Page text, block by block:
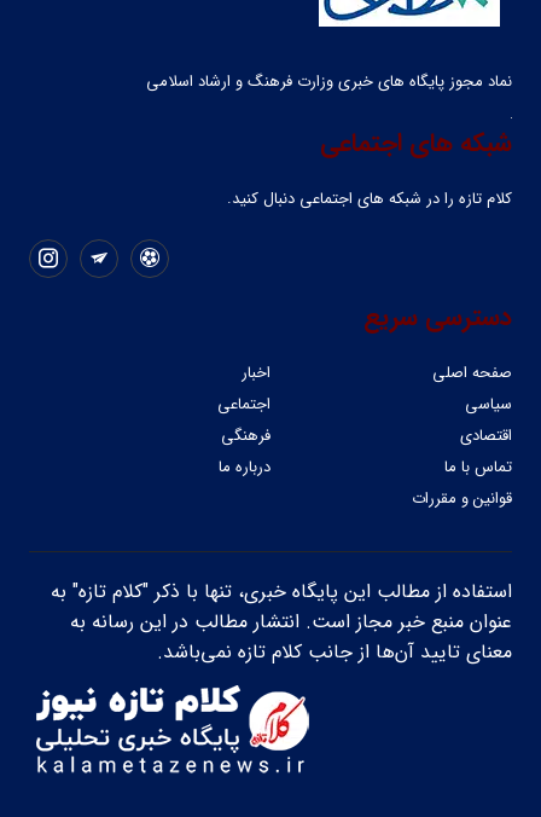
نماد مجوز پایگاه های خبری وزارت فرهنگ و ارشاد اسلامی
شبکه های اجتماعی
کلام تازه را در شبکه ‌های اجتماعی دنبال کنید.
دسترسی سریع
صفحه اصلی
اخبار
سیاسی
اجتماعی
اقتصادی
فرهنگی
تماس با ما
درباره ما
قوانین و مقررات
استفاده از مطالب این پایگاه خبری، تنها با ذکر "کلام تازه" به
عنوان منبع خبر مجاز است. انتشار مطالب در این رسانه به
معنای تایید آن‌ها از جانب کلام تازه نمی‌باشد.